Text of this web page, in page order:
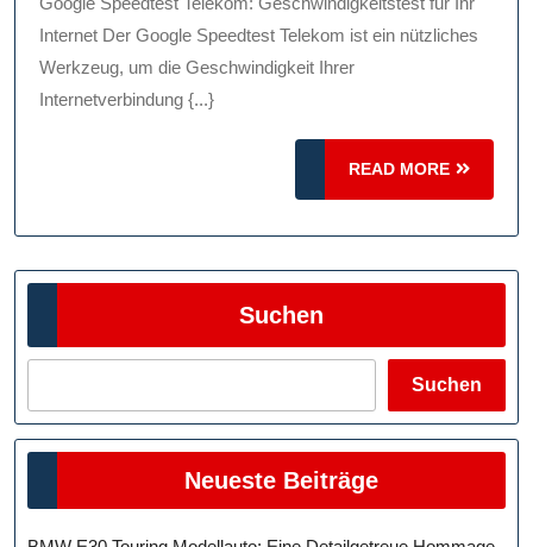
Überprüfen
Sie
Ihrer
Internet Der Google Speedtest Telekom ist ein nützliches
Werkzeug, um die Geschwindigkeit Ihrer
Internetverbindung {...}
READ MORE
READ
MORE
Suchen
Suchen
Neueste Beiträge